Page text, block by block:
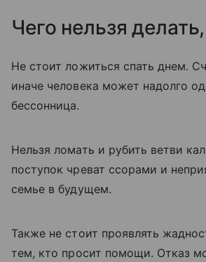
Чего нельзя
Не стоит ложиться спать днем.
иначе человека может надолго
бессонница.
Нельзя ломать и рубить ветви
поступок чреват ссорами и
семье в будущем.
Также не стоит проявлять
тем, кто просит помощи. Отказ